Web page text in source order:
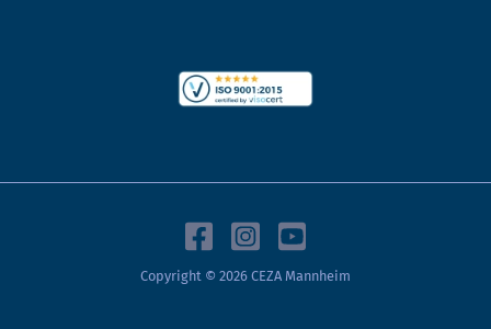
Copyright © 2026 CEZA Mannheim